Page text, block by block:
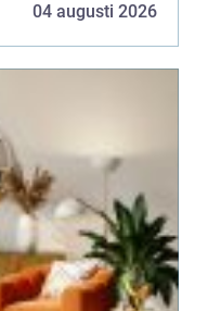
04 augusti 2026